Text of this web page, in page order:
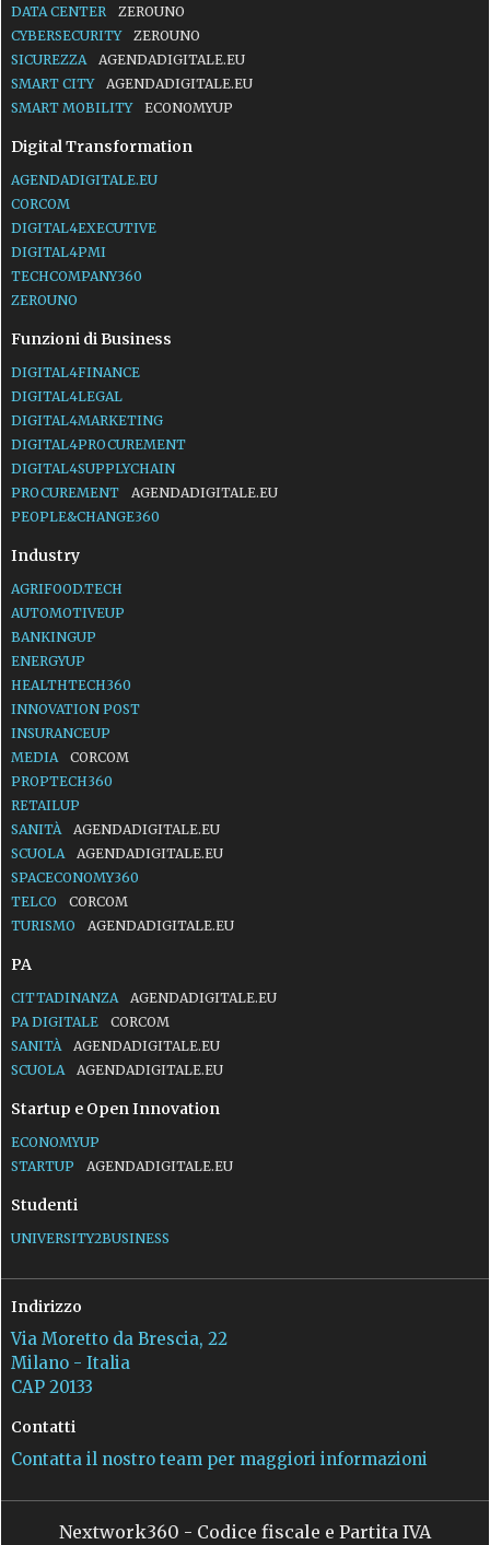
DATA CENTER
ZEROUNO
CYBERSECURITY
ZEROUNO
SICUREZZA
AGENDADIGITALE.EU
SMART CITY
AGENDADIGITALE.EU
SMART MOBILITY
ECONOMYUP
Digital Transformation
AGENDADIGITALE.EU
CORCOM
DIGITAL4EXECUTIVE
DIGITAL4PMI
TECHCOMPANY360
ZEROUNO
Funzioni di Business
DIGITAL4FINANCE
DIGITAL4LEGAL
DIGITAL4MARKETING
DIGITAL4PROCUREMENT
DIGITAL4SUPPLYCHAIN
PROCUREMENT
AGENDADIGITALE.EU
PEOPLE&CHANGE360
Industry
AGRIFOOD.TECH
AUTOMOTIVEUP
BANKINGUP
ENERGYUP
HEALTHTECH360
INNOVATION POST
INSURANCEUP
MEDIA
CORCOM
PROPTECH360
RETAILUP
SANITÀ
AGENDADIGITALE.EU
SCUOLA
AGENDADIGITALE.EU
SPACECONOMY360
TELCO
CORCOM
TURISMO
AGENDADIGITALE.EU
PA
CITTADINANZA
AGENDADIGITALE.EU
PA DIGITALE
CORCOM
SANITÀ
AGENDADIGITALE.EU
SCUOLA
AGENDADIGITALE.EU
Startup e Open Innovation
ECONOMYUP
STARTUP
AGENDADIGITALE.EU
Studenti
UNIVERSITY2BUSINESS
Indirizzo
Via Moretto da Brescia, 22
Milano - Italia
CAP 20133
Contatti
Contatta il nostro team per maggiori informazioni
Nextwork360 - Codice fiscale e Partita IVA